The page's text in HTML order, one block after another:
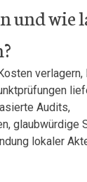
wie
Audits,
glaubwürdige
lokaler